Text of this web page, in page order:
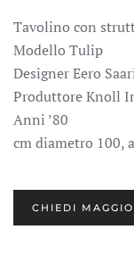
Tavolino con
Modello Tulip
Designer Eero
Produttore Knoll
Anni ’80
cm diametro 100,
CHIEDI